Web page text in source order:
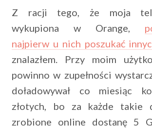
Z racji tego, że moja
wykupiona w Orange,
najpierw u nich poszukać
znalazłem. Przy moim
powinno w zupełności
doładowywał co miesiąc
złotych, bo za każde takie
zrobione online dostanę 5